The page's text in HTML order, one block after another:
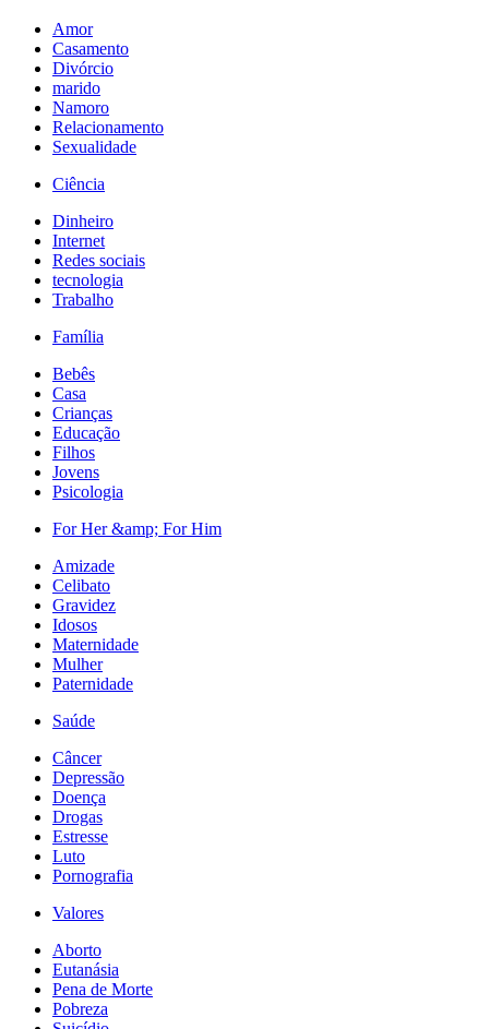
Amor
Casamento
Divórcio
marido
Namoro
Relacionamento
Sexualidade
Ciência
Dinheiro
Internet
Redes sociais
tecnologia
Trabalho
Família
Bebês
Casa
Crianças
Educação
Filhos
Jovens
Psicologia
For Her &amp; For Him
Amizade
Celibato
Gravidez
Idosos
Maternidade
Mulher
Paternidade
Saúde
Câncer
Depressão
Doença
Drogas
Estresse
Luto
Pornografia
Valores
Aborto
Eutanásia
Pena de Morte
Pobreza